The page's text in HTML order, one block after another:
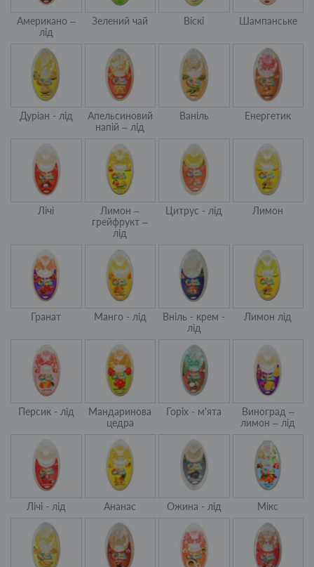
Американо –
лід
Зелений чай Віскі Шампанське
Дуріан - лід
Апельсиновий
напій – лід
Ваніль Енергетик
Лічі
Лимон –
грейфрукт –
лід
Цитрус - лід Лимон
Гранат Манго - лід
Вніль - крем -
лід
Лимон лід
Персик - лід
Мандаринова
цедра
Горіх - м'ята
Виноград –
лимон – лід
Лічі - лід Ананас Ожина - лід Мікс